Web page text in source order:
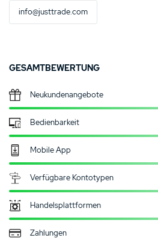
info@justtrade.com
GESAMTBEWERTUNG
Neukunden­angebote
Bedienbarkeit
Mobile App
Verfügbare Kontotypen
Handelsplattformen
Zahlungen